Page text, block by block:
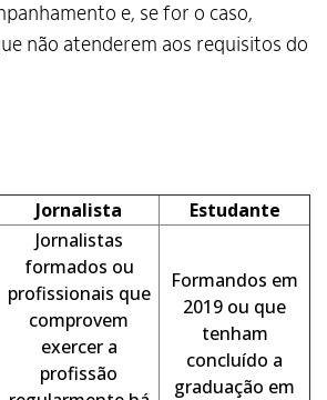
e, se for o caso,
não atenderem aos requisitos do
Jornalista Estudante
Jornalistas
formados ou
profissionais que
comprovem
exercer a
profissão
Formandos em
2019 ou que
tenham
concluído a
graduação em